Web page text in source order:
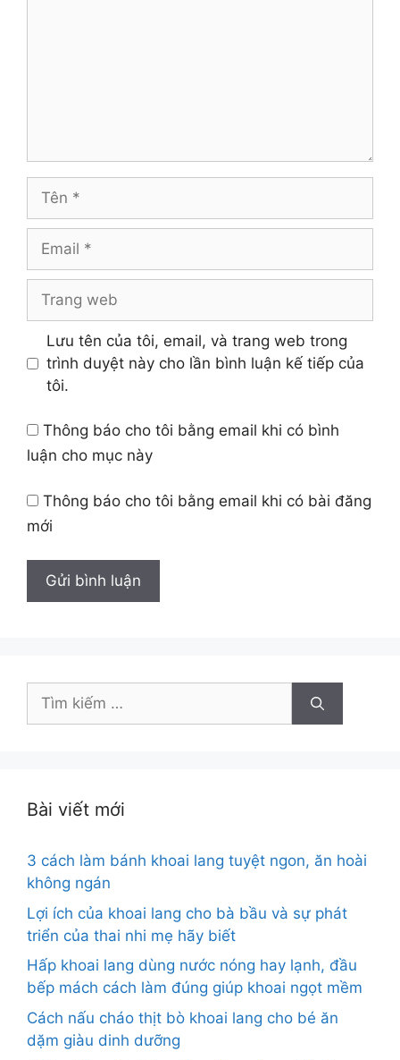
web
Lưu tên của tôi, email, và trang web trong
trình duyệt này cho lần bình luận kế tiếp của
tôi.
Thông báo cho tôi bằng email khi có bình
luận cho mục này
Thông báo cho tôi bằng email khi có bài đăng
mới
Tìm
Bài viết mới
3 cách làm bánh khoai lang tuyệt ngon, ăn hoài
không ngán
Lợi ích của khoai lang cho bà bầu và sự phát
triển của thai nhi mẹ hãy biết
Hấp khoai lang dùng nước nóng hay lạnh, đầu
bếp mách cách làm đúng giúp khoai ngọt mềm
Cách nấu cháo thịt bò khoai lang cho bé ăn
dặm giàu dinh dưỡng